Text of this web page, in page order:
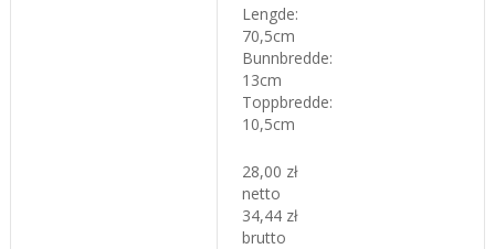
L engde:
70,5cm
Bunnbredde:
13cm
Toppbredde:
10,5cm
28,00 zł
netto
34,44 zł
brutto